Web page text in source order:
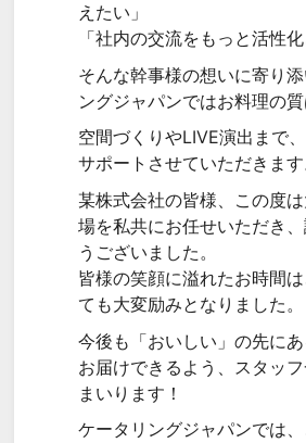
えたい」
「社内の交流をもっと活性化
そんな幹事様の想いに寄り
ングジャパンではお料理の質
空間づくりやLIVE演出まで
サポートさせていただきます
某株式会社の皆様、この度
場を私共にお任せいただき
うございました。
皆様の笑顔に溢れたお時間
ても大変励みとなりました。
今後も「おいしい」の先に
お届けできるよう、スタッ
まいります！
ケータリングジャパンでは